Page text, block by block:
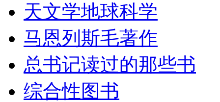
天文学地球科学
马恩列斯毛著作
总书记读过的那些书
综合性图书